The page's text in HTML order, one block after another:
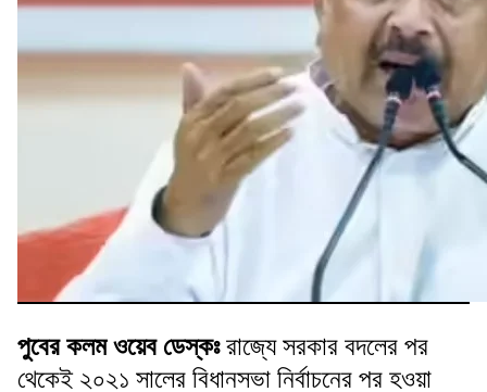
পুবের কলম ওয়েব ডেস্কঃরাজ্যে সরকার বদলের পর
থেকেই ২০২১ সালের বিধানসভা নির্বাচনের পর হওয়া